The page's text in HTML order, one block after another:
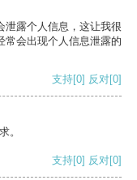
泄露个人信息，这让我很
常会出现个人信息泄露的
支持[0] 反对[0]
。
支持[0] 反对[0]